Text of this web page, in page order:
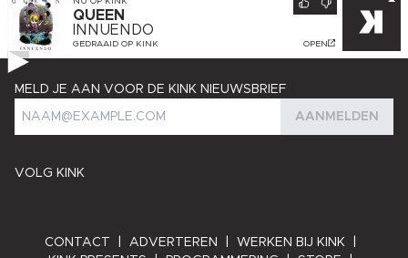
QUEEN
INNUENDO
GEDRAAID OP KINK OPEN
VOLG KINK
MELD JE AAN VOOR DE KINK NIEUWSBRIEF
AANMELDEN
CONTACT ADVERTEREN WERKEN BIJ KINK